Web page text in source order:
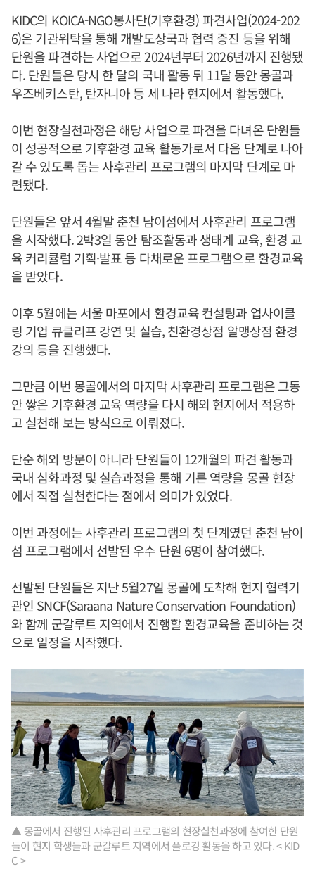
KIDC의 KOICA-NGO봉사단(기후환경) 파견사업(2024-202
6)은 기관위탁을 통해 개발도상국과 협력 증진 등을 위해
단원을 파견하는 사업으로 2024년부터 2026년까지 진행됐
다. 단원들은 당시 한 달의 국내 활동 뒤 11달 동안 몽골과
우즈베키스탄, 탄자니아 등 세 나라 현지에서 활동했다.
이번 현장실천과정은 해당 사업으로 파견을 다녀온 단원들
이 성공적으로 기후환경 교육 활동가로서 다음 단계로 나아
갈 수 있도록 돕는 사후관리 프로그램의 마지막 단계로 마
련됐다.
단원들은 앞서 4월말 춘천 남이섬에서 사후관리 프로그램
을 시작했다. 2박3일 동안 탐조활동과 생태계 교육, 환경 교
육 커리큘럼 기획·발표 등 다채로운 프로그램으로 환경교육
을 받았다.
이후 5월에는 서울 마포에서 환경교육 컨설팅과 업사이클
링 기업 큐클리프 강연 및 실습, 친환경상점 알맹상점 환경
강의 등을 진행했다.
그만큼 이번 몽골에서의 마지막 사후관리 프로그램은 그동
안 쌓은 기후환경 교육 역량을 다시 해외 현지에서 적용하
고 실천해 보는 방식으로 이뤄졌다.
단순 해외 방문이 아니라 단원들이 12개월의 파견 활동과
국내 심화과정 및 실습과정을 통해 기른 역량을 몽골 현장
에서 직접 실천한다는 점에서 의미가 있었다.
이번 과정에는 사후관리 프로그램의 첫 단계였던 춘천 남이
섬 프로그램에서 선발된 우수 단원 6명이 참여했다.
선발된 단원들은 지난 5월27일 몽골에 도착해 현지 협력기
관인 SNCF(Saraana Nature Conservation Foundation)
와 함께 군갈루트 지역에서 진행할 환경교육을 준비하는 것
으로 일정을 시작했다.
▲ 몽골에서 진행된 사후관리 프로그램의 현장실천과정에 참여한 단원
들이 현지 학생들과 군갈루트 지역에서 플로깅 활동을 하고 있다. < KID
C >